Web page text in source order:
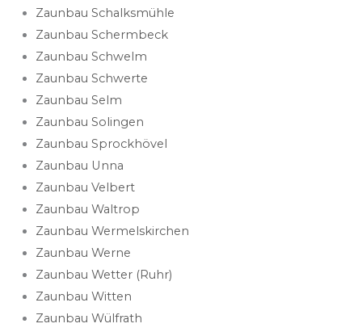
Zaunbau Schalksmühle
Zaunbau Schermbeck
Zaunbau Schwelm
Zaunbau Schwerte
Zaunbau Selm
Zaunbau Solingen
Zaunbau Sprockhövel
Zaunbau Unna
Zaunbau Velbert
Zaunbau Waltrop
Zaunbau Wermelskirchen
Zaunbau Werne
Zaunbau Wetter (Ruhr)
Zaunbau Witten
Zaunbau Wülfrath